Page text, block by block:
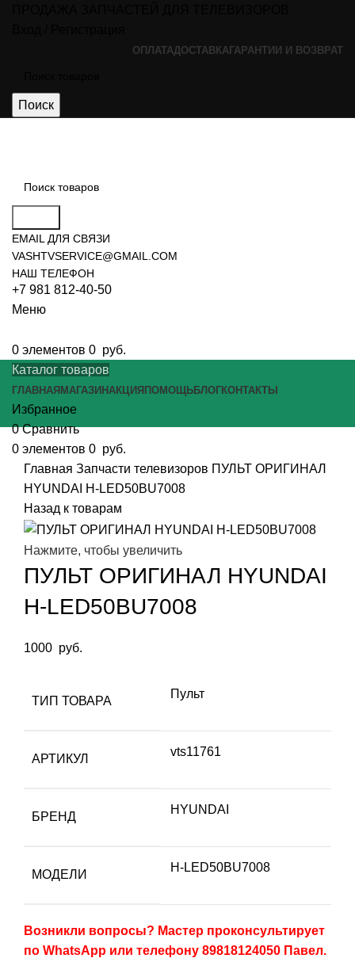
ОПЛАТАДОСТАВКА ГАРАНТИИ И ВОЗВРАТ
Поиск
EMAIL ДЛЯ СВЯЗИ
VASHTVSERVICE@GMAIL.COM
НАШ ТЕЛЕФОН
+7 981 812-40-50
Меню
0 элементов 0 руб.
Каталог товаров
ГЛАВНАЯ МАГАЗИНАКЦИЯ ПОМОЩЬ БЛОГ КОНТАКТЫ
Избранное
0 Сравнить
0 элементов 0 руб.
Главная Запчасти телевизоров ПУЛЬТ ОРИГИНАЛ
HYUNDAI H-LED50BU7008
Назад к товарам
Нажмите, чтобы увеличить
ПУЛЬТ ОРИГИНАЛ HYUNDAI
H-LED50BU7008
1000 руб.
ТИП ТОВАРА
Пульт
АРТИКУЛ
vts11761
БРЕНД
HYUNDAI
МОДЕЛИ
H-LED50BU7008
Возникли вопросы? Мастер проконсультирует
по WhatsApp или телефону 89818124050 Павел.